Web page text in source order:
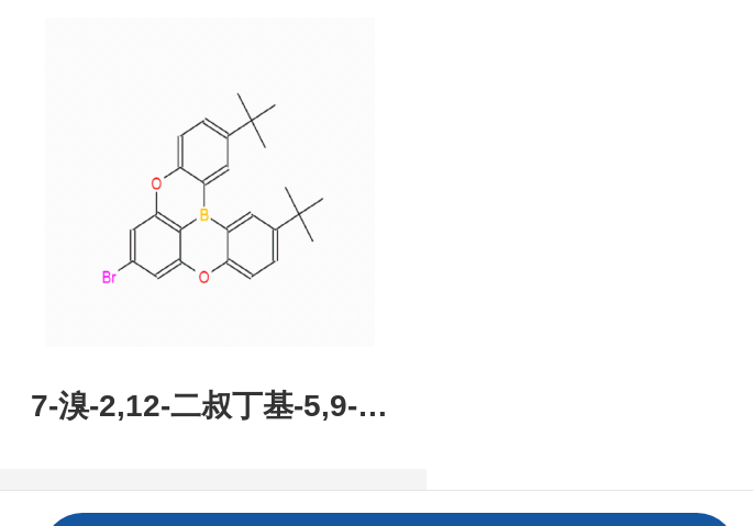
现货促销，可分装，高校
研究所 先发后付
7-溴-2,12-二叔丁基-5,9-二
氧杂-13B-硼萘[3,2,1-DE]